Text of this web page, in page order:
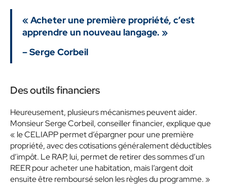
« Acheter une première propriété, c’est
apprendre un nouveau langage. »
– Serge Corbeil
Des outils financiers
Heureusement, plusieurs mécanismes peuvent aider.
Monsieur Serge Corbeil, conseiller financier, explique que
« le CELIAPP permet d’épargner pour une première
propriété, avec des cotisations généralement déductibles
d’impôt. Le RAP, lui, permet de retirer des sommes d’un
REER pour acheter une habitation, mais l’argent doit
ensuite être remboursé selon les règles du programme. »